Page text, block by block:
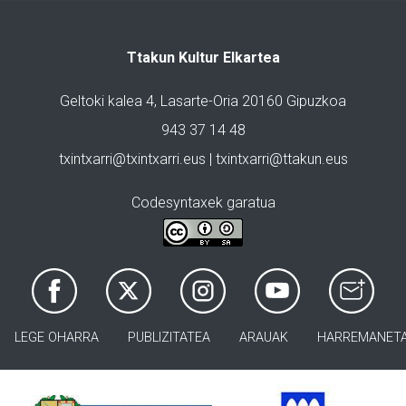
Ttakun Kultur Elkartea
Geltoki kalea 4, Lasarte-Oria 20160 Gipuzkoa
943 37 14 48
txintxarri@txintxarri.eus | txintxarri@ttakun.eus
Codesyntaxek garatua
LEGE OHARRA PUBLIZITATEA ARAUAK